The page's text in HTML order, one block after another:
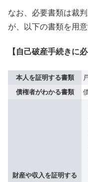
なお、必要書類は裁
が、以下の書類を用
【自己破産手続きに
本人を証明する書類
債権者がわかる書類
財産や収入を証明する